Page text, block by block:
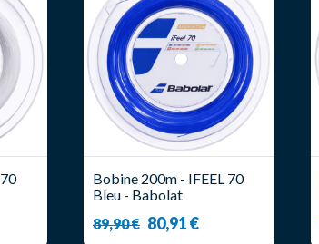
Bobine 200m - IFEEL 70
Bleu - Babolat
89,90 € 80,91 €